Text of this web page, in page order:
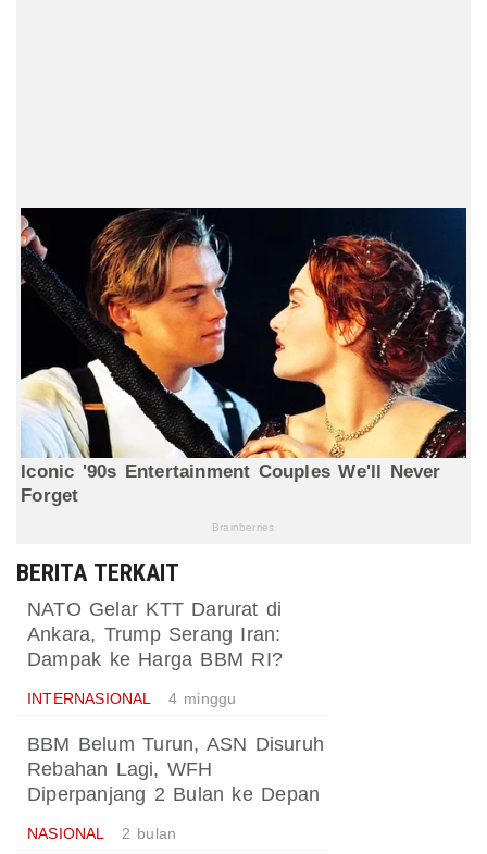
BERITA TERKAIT
NATO Gelar KTT Darurat di
Ankara, Trump Serang Iran:
Dampak ke Harga BBM RI?
INTERNASIONAL 4 minggu
BBM Belum Turun, ASN Disuruh
Rebahan Lagi, WFH
Diperpanjang 2 Bulan ke Depan
NASIONAL 2 bulan